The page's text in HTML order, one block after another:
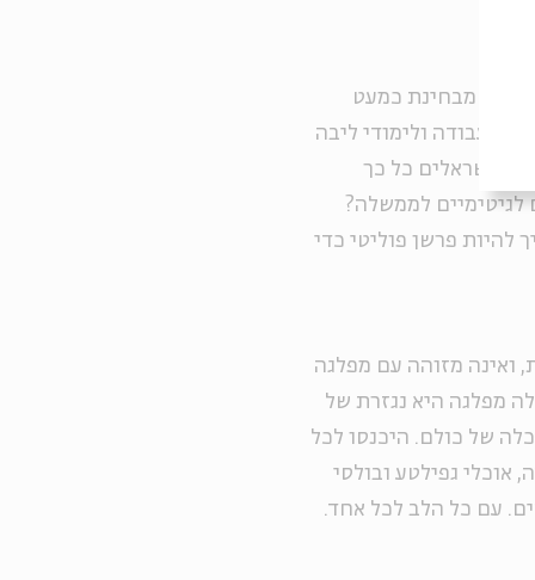
מבחינת כמעט
לעבודה ולימודי ליבה
שהישראלים כל כך
לממשלה?
להיות פרשן פוליטי כדי
ואינה מזוהה עם מפלגה
מפלגה היא נגזרת של
של כולם. היכנסו לכל
גפילטע ובולסי
עם כל הלב לכל אחד.